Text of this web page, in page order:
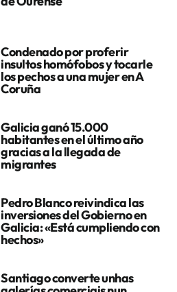
Condenado por proferir
insultos homófobos y tocarle
los pechos a una mujer en A
Coruña
Galicia ganó 15.000
habitantes en el último año
gracias a la llegada de
migrantes
Pedro Blanco reivindica las
inversiones del Gobierno en
Galicia: «Está cumpliendo con
hechos»
Santiago converte unhas